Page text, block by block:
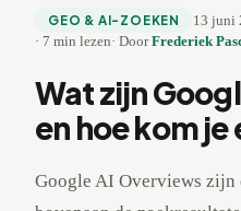
GEO & AI-ZOEKEN 13 juni
· 7 min lezen· Door Frederiek
Wat zijn
en hoe kom je
Google AI Overviews zijn